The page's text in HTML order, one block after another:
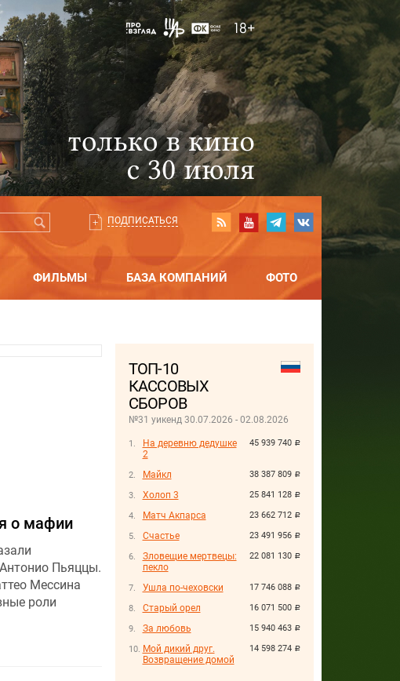
ПОДПИСАТЬСЯ
ФИЛЬМЫ БАЗА КОМПАНИЙ ФОТО
ТОП-10
КАССОВЫХ
СБОРОВ
№31 уикенд 30.07.2026 - 02.08.2026
45 939 740 руб.
На деревню дедушке
2
38 387 809 руб.
Майкл
25 841 128 руб.
Холоп 3
23 662 712 руб.
Матч Акпарса
23 491 956 руб.
Счастье
22 081 130 руб.
Зловещие мертвецы:
пекло
17 746 088 руб.
Ушла по-чеховски
16 071 500 руб.
Старый орел
15 940 463 руб.
За любовь
14 598 274 руб.
Мой дикий друг.
Возвращение домой
о мафии
Пьяццы.
Мессина
роли